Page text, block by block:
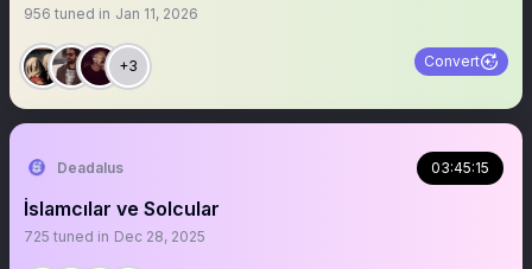
956 tuned in Jan 11, 2026
+3 Convert
Deadalus 03:45:15
İslamcılar ve Solcular
725 tuned in Dec 28, 2025